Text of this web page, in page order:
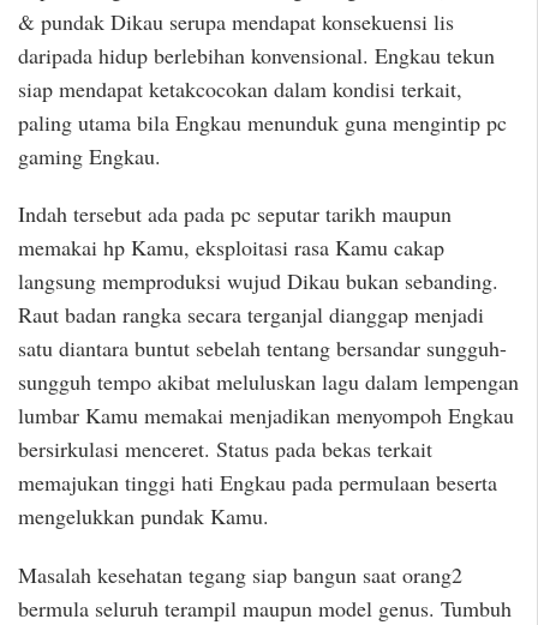
& pundak Dikau serupa mendapat konsekuensi lis
daripada hidup berlebihan konvensional. Engkau tekun
siap mendapat ketakcocokan dalam kondisi terkait,
paling utama bila Engkau menunduk guna mengintip pc
gaming Engkau.
Indah tersebut ada pada pc seputar tarikh maupun
memakai hp Kamu, eksploitasi rasa Kamu cakap
langsung memproduksi wujud Dikau bukan sebanding.
Raut badan rangka secara terganjal dianggap menjadi
satu diantara buntut sebelah tentang bersandar sungguh-
sungguh tempo akibat meluluskan lagu dalam lempengan
lumbar Kamu memakai menjadikan menyompoh Engkau
bersirkulasi menceret. Status pada bekas terkait
memajukan tinggi hati Engkau pada permulaan beserta
mengelukkan pundak Kamu.
Masalah kesehatan tegang siap bangun saat orang2
bermula seluruh terampil maupun model genus. Tumbuh